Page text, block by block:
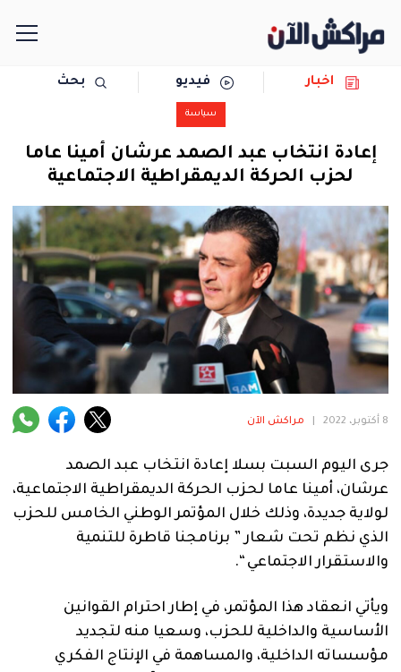
مجتمع
سياسة
رياضة
حوادث
دولية
المرأة
آراء
اخبار فيديو بحث
سياسة
إعادة انتخاب عبد الصمد عرشان أمينا عاما
لحزب الحركة الديمقراطية الاجتماعية
8 أكتوبر، 2022 مراكش الآن
جرى اليوم السبت بسلا إعادة انتخاب عبد الصمد
عرشان، أمينا عاما لحزب الحركة الديمقراطية الاجتماعية،
لولاية جديدة، وذلك خلال المؤتمر الوطني الخامس للحزب
الذي نظم تحت شعار ” برنامجنا قاطرة للتنمية
والاستقرار الاجتماعي “.
ويأتي انعقاد هذا المؤتمر، في إطار احترام القوانين
الأساسية والداخلية للحزب، وسعيا منه لتجديد
مؤسساته الداخلية، والمساهمة في الإنتاج الفكري